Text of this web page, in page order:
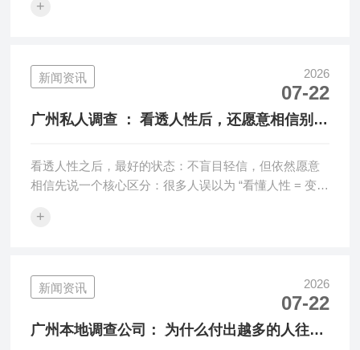
+
新闻资讯 2026
07-22
广州私人调查 ： 看透人性后，还愿意相信别人
看透人性之后，最好的状态：不盲目轻信，但依然愿意
相信先说一个核心区分：很多人误以为 “看懂人性 = 变得
+
新闻资讯 2026
07-22
广州本地调查公司： 为什么付出越多的人往往